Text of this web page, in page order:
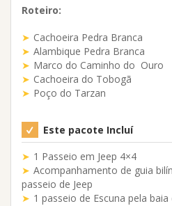
Roteiro:
Cachoeira Pedra Branca
Alambique Pedra Branca
Marco do Caminho do Ouro
Cachoeira do Tobogã
Poço do Tarzan
Este pacote Incluí
1 Passeio em Jeep 4×4
Acompanhamento de guia
passeio de Jeep
1 passeio de Escuna pela